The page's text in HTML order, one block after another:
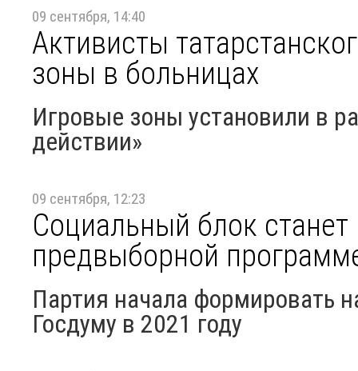
09 сентября, 14:40
Активисты
зоны в больницах
Игровые зоны установили в
действии»
09 сентября, 12:23
Социальный блок
предвыборной
Партия начала формировать
Госдуму в 2021 году